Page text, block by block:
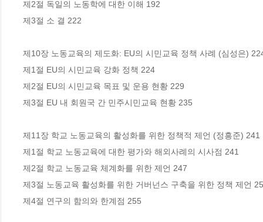
제2절 독일의 노동학에 대한 이해 192
제3절 소 결 222
제10장 노동교육의 제도화: EU의 시민교육 정책 사례 (심성은)
제1절 EU의 시민교육 강화 정책 224
제2절 EU의 시민교육 목표 및 운용 현황 229
제3절 EU 내 회원국 간 민주시민교육 현황 235
제11장 학교 노동교육의 활성화를 위한 정책적 제언 (정흥준) 241
제1절 학교 노동교육에 대한 평가와 해외사례의 시사점 241
제2절 학교 노동교육 체계화를 위한 제언 247
제3절 노동교육 활성화를 위한 거버넌스 구축을 위한 정책 제언
제4절 연구의 함의와 한계점 255